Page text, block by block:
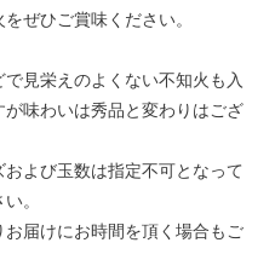
ぜひご賞味ください。
で見栄えのよくない不知火も入
味わいは秀品と変わりはござ
および玉数は指定不可となって
。
お届けにお時間を頂く場合もご